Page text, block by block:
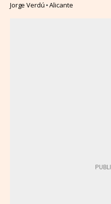
Jorge Verdú Alicante